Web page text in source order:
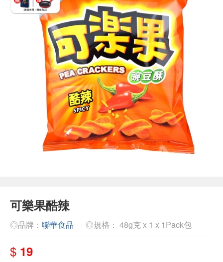
可樂果酷辣
◎品牌： 聯華食品 ◎規格： 48g克 x 1 x 1Pack包
$ 19